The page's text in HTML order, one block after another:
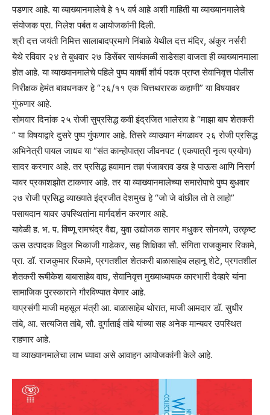
पडणार आहे. या व्याख्यानमालेचे हे १५ वर्ष आहे अशी माहिती या व्याख्यानमालेचे
संयोजक प्रा. निलेश पर्बत व आयोजकांनी दिली.
श्री दत्त जयंती निमित्त सालाबादप्रमाणे निंबाळे येथील दत्त मंदिर, अंकुर नर्सरी
येथे रविवार २४ ते बुधवार २७ डिसेंबर सायंकाळी साडेसहा वाजता ही व्याख्यानमाला
होत आहे. या व्याख्यानमालेचे पहिले पुष्प यावर्षी शौर्य पदक प्राप्त सेवानिवृत्त पोलीस
निरीक्षक हेमंत बावधनकर हे “२६/११ एक चित्तथरारक कहाणी” या विषयावर
गुंफणार आहे.
सोमवार दिनांक २५ रोजी सुप्रसिद्ध कवी इंद्रजित भालेराव हे “माझा बाप शेतकरी
” या विषयाद्वारे दुसरे पुष्प गुंफणार आहे. तिसरे व्याख्यान मंगळावर २६ रोजी प्रसिद्ध
अभिनेत्री पायल जाधव या “संत कान्होपात्रा जीवनपट ( एकपात्री नृत्य प्रयोग)
सादर करणार आहे. तर प्रसिद्ध हवामान तज्ञ पंजाबराव डख हे पाऊस आणि निसर्ग
यावर प्रकाशझोत टाकणार आहे. तर या व्याख्यानमालेच्या समारोपाचे पुष्प बुधवार
२७ रोजी प्रसिद्ध व्याख्याते इंद्रजीत देशमुख हे “जो जे वांछील तो ते लाहो”
पसायदान यावर उपस्थितांना मार्गदर्शन करणार आहे.
यावेळी ह. भ. प. विष्णू रामचंद्र वैद्य, युवा उद्योजक सागर मधुकर सोनवणे, उत्कृष्ट
ऊस उत्पादक विठ्ठल भिकाजी गाडेकर, सह शिक्षिका सौ. संगिता राजकुमार रिकामे,
प्रा. डॉ. राजकुमार रिकामे, प्रगतशील शेतकरी बाळासाहेब लहानू शेटे, प्रगतशील
शेतकरी रूषीकेश बाबासाहेब वाघ, सेवानिवृत्त मुख्याध्यापक कारभारी देव्हारे यांना
सामाजिक पुरस्काराने गौरविण्यात येणार आहे.
याप्रसंगी माजी महसूल मंत्री आ. बाळासाहेब थोरात, माजी आमदार डॉ. सुधीर
तांबे, आ. सत्यजित तांबे, सौ. दुर्गाताई तांबे यांच्या सह अनेक मान्यवर उपस्थित
राहणार आहे.
या व्याख्यानमालेचा लाभ घ्यावा असे आवाहन आयोजकांनी केले आहे.